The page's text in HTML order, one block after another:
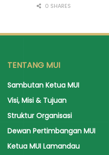
0 SHARES
TENTANG MUI
Sambutan Ketua MUI
Visi, Misi & Tujuan
Struktur Organisasi
Dewan Pertimbangan MUI
Ketua MUI Lamandau